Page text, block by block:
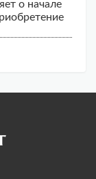
о начале